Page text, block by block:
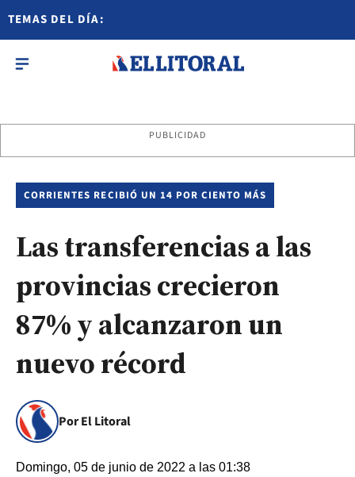
TEMAS DEL DÍA:
PUBLICIDAD
CORRIENTES RECIBIÓ UN 14 POR CIENTO MÁS
Las transferencias a las
provincias crecieron
87% y alcanzaron un
nuevo récord
Por El Litoral
Domingo, 05 de junio de 2022 a las 01:38